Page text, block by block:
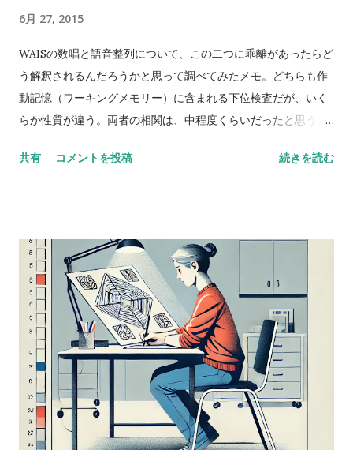
6月 27, 2015
WAISの数唱と語音整列について、この二つに乖離があったらど
う解釈されるんだろうかと思って調べてみたメモ。どちらも作
動記憶（ワーキングメモリー）に含まれる下位検査だが、いく
らか性質が違う。両者の相関は、中程度くらいだったと思う。
sequencing とある海外の掲示板（？）でのやりとり。 一方が
４点以上の乖離（discrepancy）があった場合は？ 実施した
ばかりのアセスメントを詳しく考えてみると、言葉の受容と表
出が明らかに難しいケースだったけど、視空間スキルと処理速
度はまったく問題なく保たれていた。-Miriam という問題提起
に対するスレッドのようだ。 私も以前に何度か同じようなパタ
ーンに出会ったことがあって似たようなことを考えたことがあ
るけど、ぜんぜん専門外だったから。あなたももう考えてるだ
ろうけど、語音整列はたぶんより複雑な課題だと思う。という
のも、数唱のように単に数字を扱うんじゃなくって、（文字と
数字という）二種類の情報を使ってそれを切り替えながら作業
共有 コメントを投稿 続きを読む